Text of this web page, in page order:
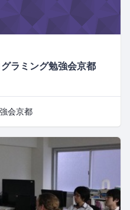
ラミング勉強会京都
会京都